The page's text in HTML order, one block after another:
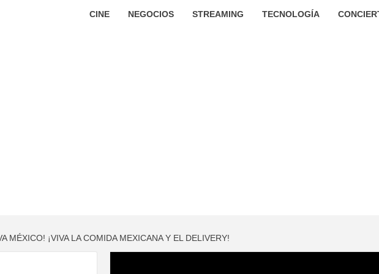
CINE NEGOCIOS STREAMING TECNOLOGÍA
MÉXICO! ¡VIVA LA COMIDA MEXICANA Y EL DELIVERY!